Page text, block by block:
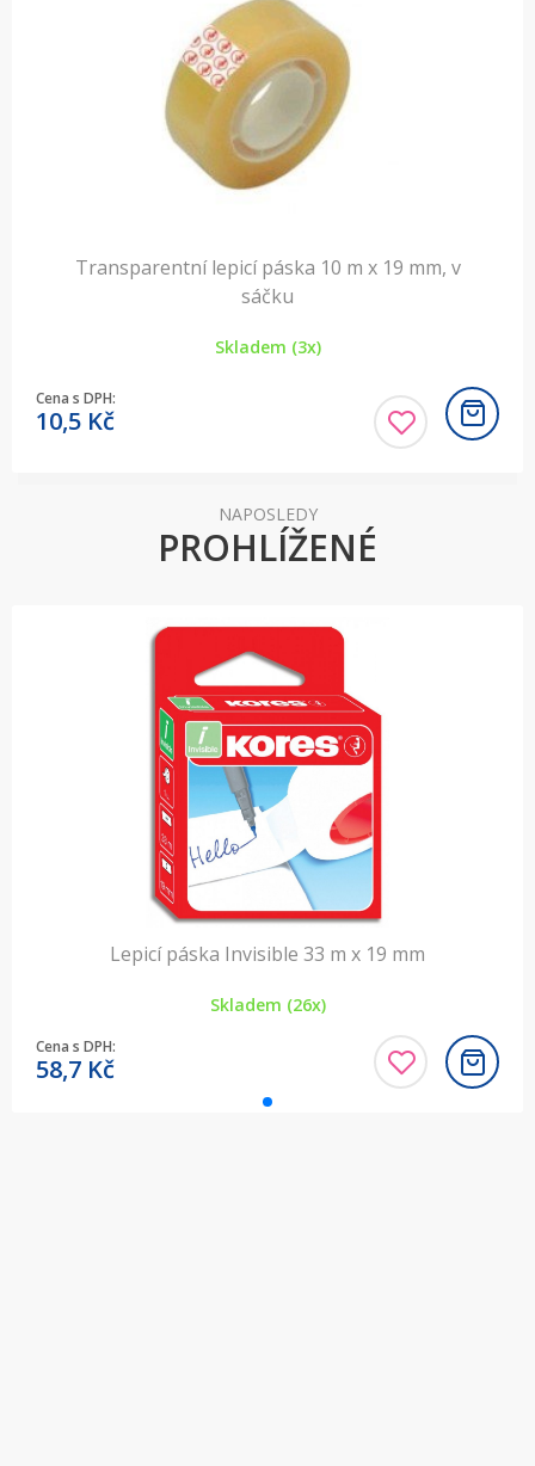
Transparentní lepicí páska 10 m x 19 mm, v
sáčku
Skladem (3x)
Cena s DPH:
10,5 Kč
NAPOSLEDY
PROHLÍŽENÉ
Lepicí páska Invisible 33 m x 19 mm
Skladem (26x)
Cena s DPH:
58,7 Kč